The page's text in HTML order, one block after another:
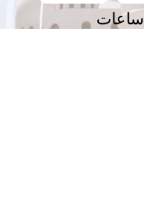
ساعات